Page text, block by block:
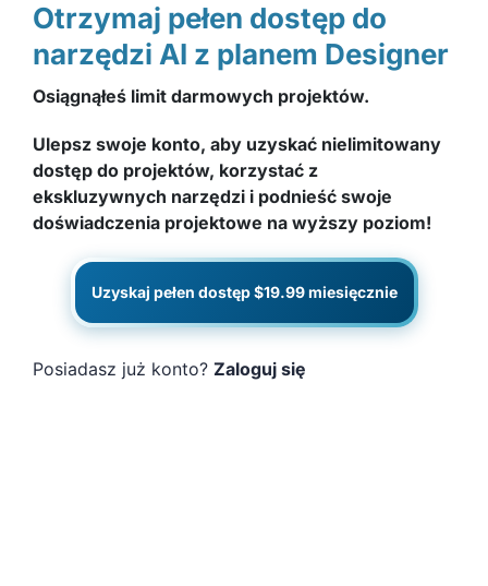
Otrzymaj pełen dostęp do
narzędzi AI z planem Designer
Osiągnąłeś limit darmowych projektów.
Ulepsz swoje konto, aby uzyskać nielimitowany
dostęp do projektów, korzystać z
ekskluzywnych narzędzi i podnieść swoje
doświadczenia projektowe na wyższy poziom!
Uzyskaj pełen dostęp $19.99 miesięcznie
Posiadasz już konto? Zaloguj się